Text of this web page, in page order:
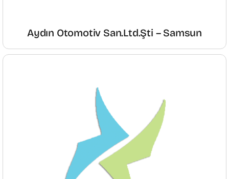
Aydın Otomotiv San.Ltd.Şti – Samsun